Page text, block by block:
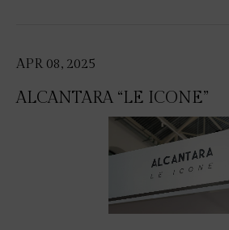
APR 08, 2025
ALCANTARA “LE ICONE”